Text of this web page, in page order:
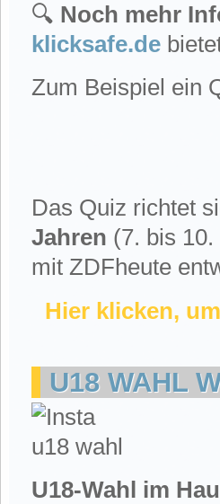
🔍 Noch mehr
klicksafe.de
Zum Beispiel ein
Das Quiz richtet
Jahren (7. bis
mit ZDFheute
Hier klicken,
U18 WAHL
U18-Wahl im